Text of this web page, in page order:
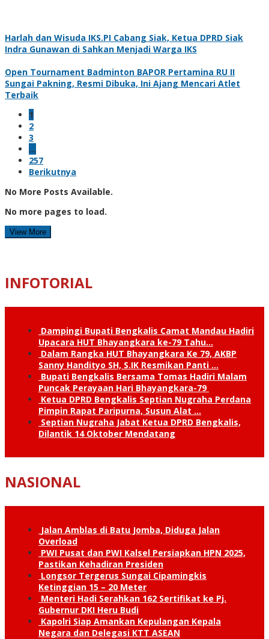
Harlah dan Wisuda IKS.PI Cabang Siak, Ketua DPRD Siak
Indra Gunawan di Sahkan Menjadi Warga IKS
Open Tournament Badminton BAPOR Pertamina RU II
Sungai Pakning, Resmi Dibuka, Ini Ajang Mencari Atlet
Terbaik
1
2
3
…
257
Berikutnya
No More Posts Available.
No more pages to load.
View More
INFOTORIAL
Dampingi Bupati Bengkalis Camat Mandau Hadiri
Upacara HUT Bhayangkara ke-79 Tahu…
Dalam Rangka HUT Bhayangkara Ke 79, AKBP
Sanny Handityo SH, S.IK Resmikan Panti …
Bupati Bengkalis Bersama Tomas Hadiri Malam
Puncak Perayaan Hari Bhayangkara-79
Ketua DPRD Bengkalis Septian Nugraha Perdana
Pimpin Rapat Paripurna, Susun Alat …
Septian Nugraha Jabat Ketua DPRD Bengkalis,
Dilantik 14 Oktober Mendatang
NASIONAL
Jalan Amblas di Batu Jomba, Diduga Jalan
Overload
PWI Pusat dan PWI Kalsel Persiapkan HPN 2025,
Pastikan Kehadiran Presiden
Longsor Tergerus Sungai Cipamingkis
Ketinggian 15 – 20 Meter
Menteri Hadi Serahkan 162 Sertifikat ke Pj.
Gubernur DKI Heru Budi
Kapolri Siap Amankan Kepulangan Kepala
Negara dan Delegasi KTT ASEAN